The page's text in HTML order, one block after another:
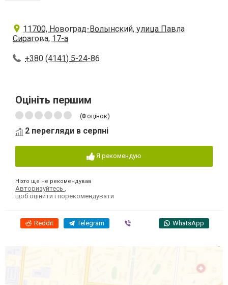
11700, Новоград-Волынский, улица Павла
Сирагова, 17-а
+380 (4141) 5-24-86
Оцініть першим
(0 оцінок)
2 перегляди в серпні
Я рекомендую
Ніхто ще не рекомендував
Авторизуйтесь
щоб оцінити і порекомендувати
Reddit Telegram WhatsApp